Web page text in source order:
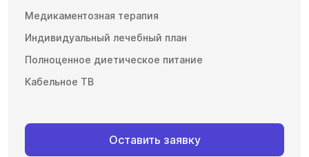
Медикаментозная терапия
Индивидуальный лечебный план
Полноценное диетическое питание
Кабельное ТВ
Оставить заявку